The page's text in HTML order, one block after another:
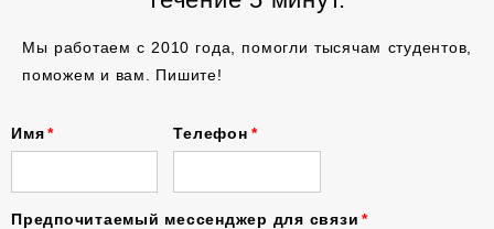
Мы работаем с 2010 года, помогли тысячам студентов,
поможем и вам. Пишите!
Имя Телефон
Предпочитаемый мессенджер для связи